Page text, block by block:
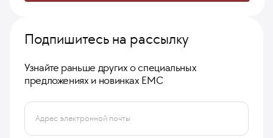
Подпишитесь на рассылку
Узнайте раньше других о специальных
предложениях и новинках ЕМС
Адрес электронной почты